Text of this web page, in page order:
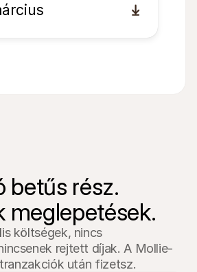
betűs rész.
meglepetések.
költségek, nincs
rejtett díjak. A Mollie-
után fizetsz.